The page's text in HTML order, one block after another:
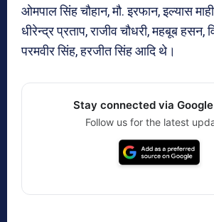
ओमपाल सिंह चौहान, मौ. इरफान, इल्यास
धीरेन्द्र प्रताप, राजीव चौधरी, महबूब हसन,
परमवीर सिंह, हरजीत सिंह आदि थे।
Stay connected via
Follow us for the latest